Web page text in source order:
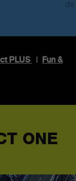
de
PLUS
Fun &
ONE